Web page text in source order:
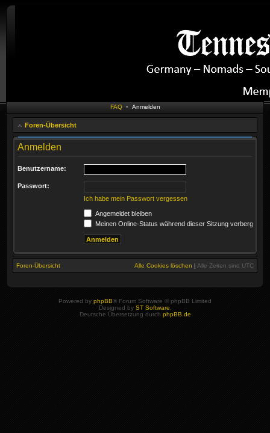
FAQ • Anmelden
Foren-Übersicht
Anmelden
Benutzername:
Passwort:
Ich habe mein Passwort vergessen
Angemeldet bleiben
Meinen Online-Status während dieser Sitzung verbergen
Foren-Übersicht Alle Cookies löschen | Alle Zeiten sind UTC
Powered by phpBB® Forum Software © phpBB Limited
Designed by ST Software
Deutsche Übersetzung durch phpBB.de